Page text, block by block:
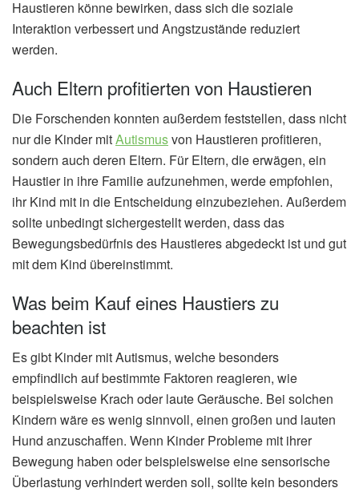
Haustieren könne bewirken, dass sich die soziale
Interaktion verbessert und Angstzustände reduziert
werden.
Auch Eltern profitierten von Haustieren
Die Forschenden konnten außerdem feststellen, dass nicht
nur die Kinder mitAutismusvon Haustieren profitieren,
sondern auch deren Eltern. Für Eltern, die erwägen, ein
Haustier in ihre Familie aufzunehmen, werde empfohlen,
ihr Kind mit in die Entscheidung einzubeziehen. Außerdem
sollte unbedingt sichergestellt werden, dass das
Bewegungsbedürfnis des Haustieres abgedeckt ist und gut
mit dem Kind übereinstimmt.
Was beim Kauf eines Haustiers zu
beachten ist
Es gibt Kinder mit Autismus, welche besonders
empfindlich auf bestimmte Faktoren reagieren, wie
beispielsweise Krach oder laute Geräusche. Bei solchen
Kindern wäre es wenig sinnvoll, einen großen und lauten
Hund anzuschaffen. Wenn Kinder Probleme mit ihrer
Bewegung haben oder beispielsweise eine sensorische
Überlastung verhindert werden soll, sollte kein besonders